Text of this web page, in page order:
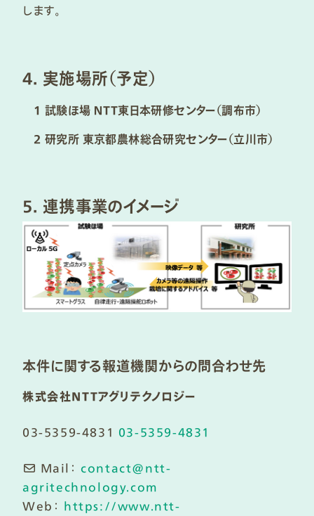
します。
4. 実施場所（予定）
試験ほ場 ＮＴＴ東日本研修センター（調布市）
研究所 東京都農林総合研究センター（立川市）
5. 連携事業のイメージ
本件に関する報道機関からの問合わせ先
株式会社NTTアグリテクノロジー
03-5359-4831 03-5359-4831
Mail：contact@ntt-
agritechnology.com
Web： https://www.ntt-